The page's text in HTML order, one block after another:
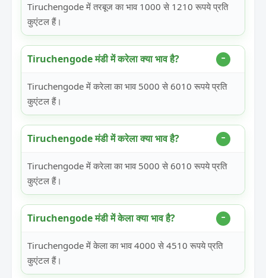
Tiruchengode में तरबूज का भाव 1000 से 1210 रूपये प्रति
कुएंटल हैं।
Tiruchengode मंडी में करेला क्या भाव है?
Tiruchengode में करेला का भाव 5000 से 6010 रूपये प्रति
कुएंटल हैं।
Tiruchengode मंडी में करेला क्या भाव है?
Tiruchengode में करेला का भाव 5000 से 6010 रूपये प्रति
कुएंटल हैं।
Tiruchengode मंडी में केला क्या भाव है?
Tiruchengode में केला का भाव 4000 से 4510 रूपये प्रति
कुएंटल हैं।